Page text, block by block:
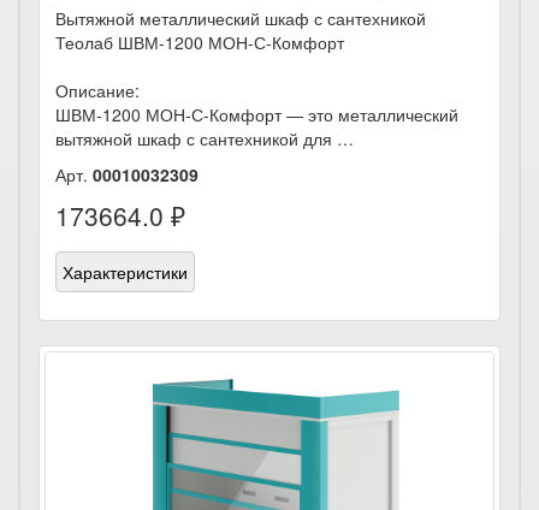
Вытяжной металлический шкаф с сантехникой
Теолаб ШВМ-1200 МОН-С-Комфорт
Описание:
ШВМ-1200 МОН-С-Комфорт — это металлический
вытяжной шкаф с сантехникой для …
Арт. 00010032309
173664.0 ₽
Характеристики